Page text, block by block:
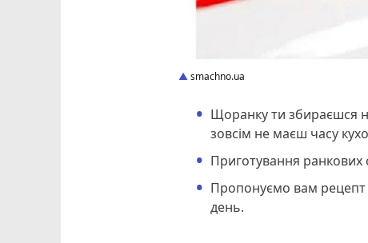
smachno.ua
Щоранку ти збираєшся
зовсім не маєш часу
Приготування
Пропонуємо вам рецепт
день.